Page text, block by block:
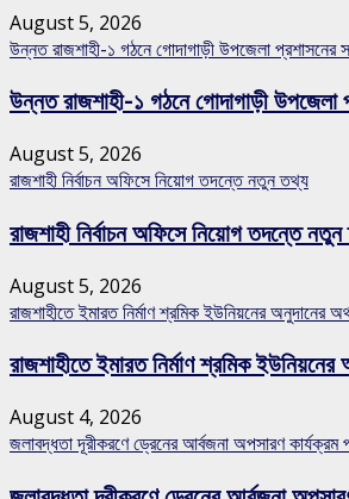
August 5, 2026
উন্নত রাজশাহী-১ গঠনে গোদাগাড়ী উপজেলা প্রশাসনের
উন্নত রাজশাহী-১ গঠনে গোদাগাড়ী উপজেলা
August 5, 2026
রাজশাহী নির্বাচন অফিসে নিয়োগ তদন্তে নতুন তথ্য
রাজশাহী নির্বাচন অফিসে নিয়োগ তদন্তে
August 5, 2026
রাজশাহীতে ইমারত নির্মাণ শ্রমিক ইউনিয়নের অনুদানের
রাজশাহীতে ইমারত নির্মাণ শ্রমিক ইউনিয়নের
August 4, 2026
জলাবদ্ধতা দূরীকরণে ড্রেনের আর্বজনা অপসারণ কার্যক্রম